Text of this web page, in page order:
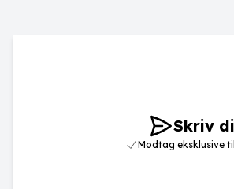
Skriv
Modtag eksklusive